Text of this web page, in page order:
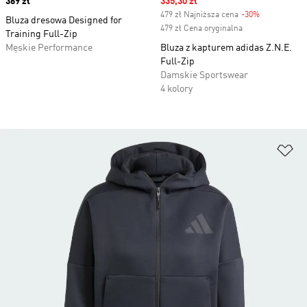
Bluza dresowa Designed for
Training Full-Zip
Męskie Performance
479 zł Najniższa cena -30%
479 zł Cena oryginalna
Bluza z kapturem adidas Z.N.E.
Full-Zip
Damskie Sportswear
4 kolory